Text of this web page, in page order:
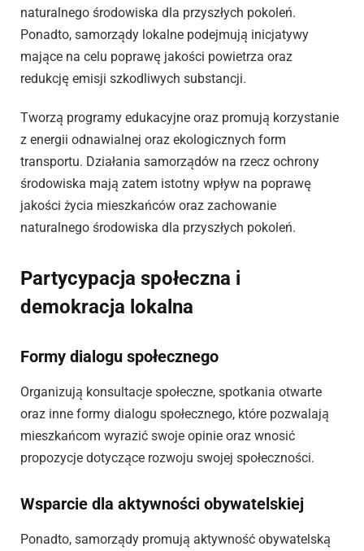
naturalnego środowiska dla przyszłych pokoleń.
Ponadto, samorządy lokalne podejmują inicjatywy
mające na celu poprawę jakości powietrza oraz
redukcję emisji szkodliwych substancji.
Tworzą programy edukacyjne oraz promują korzystanie
z energii odnawialnej oraz ekologicznych form
transportu. Działania samorządów na rzecz ochrony
środowiska mają zatem istotny wpływ na poprawę
jakości życia mieszkańców oraz zachowanie
naturalnego środowiska dla przyszłych pokoleń.
Partycypacja społeczna i
demokracja lokalna
Formy dialogu społecznego
Organizują konsultacje społeczne, spotkania otwarte
oraz inne formy dialogu społecznego, które pozwalają
mieszkańcom wyrazić swoje opinie oraz wnosić
propozycje dotyczące rozwoju swojej społeczności.
Wsparcie dla aktywności obywatelskiej
Ponadto, samorządy promują aktywność obywatelską